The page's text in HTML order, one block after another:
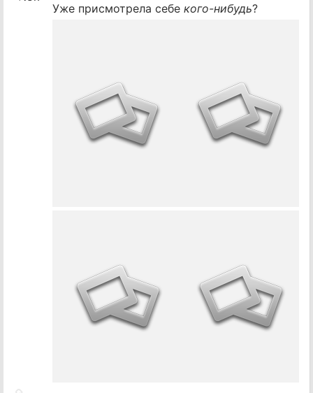
Уже присмотрела себе кого-нибудь?